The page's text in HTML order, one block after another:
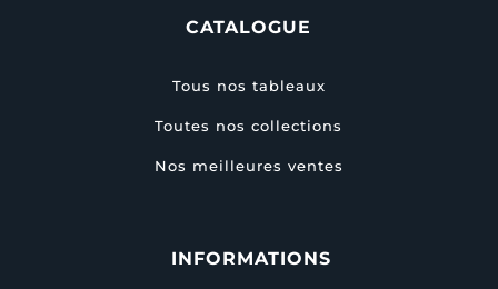
CATALOGUE
Tous nos tableaux
Toutes nos collections
Nos meilleures ventes
INFORMATIONS